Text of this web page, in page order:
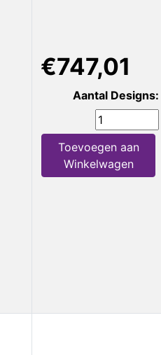
€747,01
Aantal Designs:
Toevoegen aan
Winkelwagen